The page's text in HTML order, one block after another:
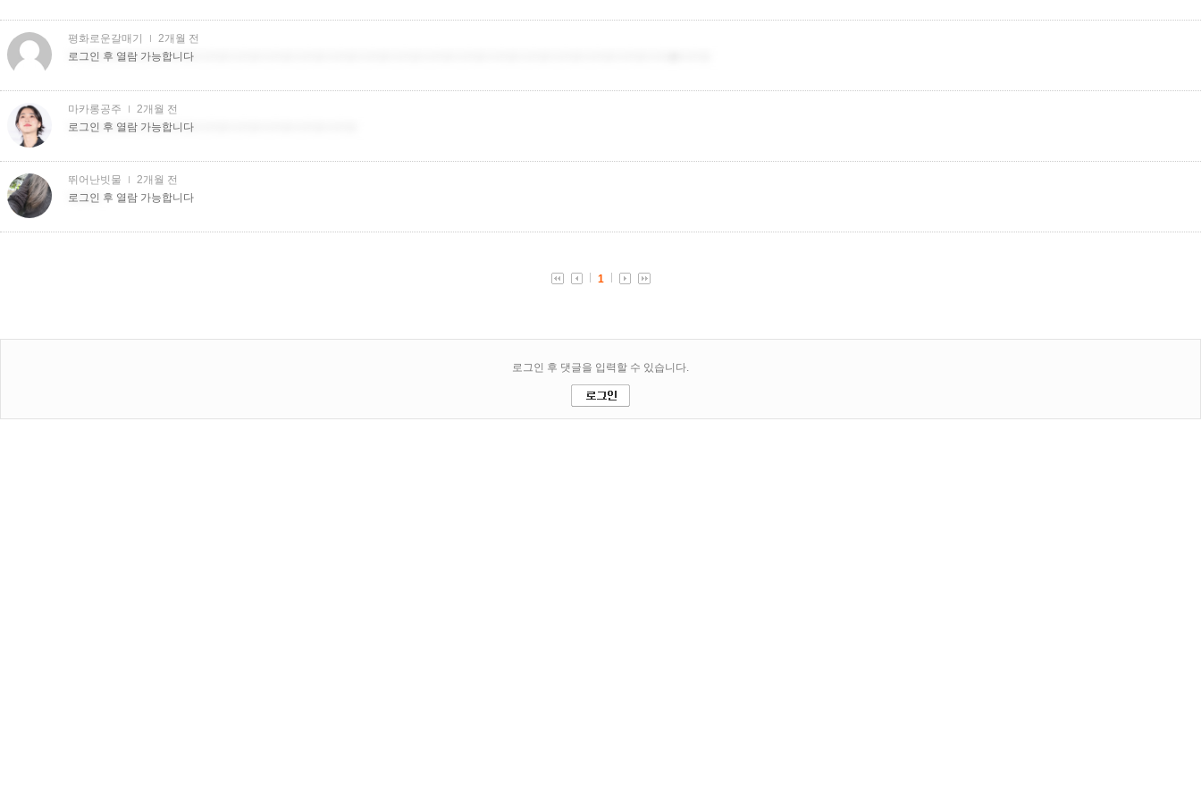
평화로운갈매기
2개월 전
더치트더치트더치트더치트더치트더치트더치트더치트더치트더치트더치트더치트더치트더치트더치트더치트더치트더치트더치�더치트
로그인 후 열람 가능합니다
마카롱공주
2개월 전
더치트더치트더치트더치트더치트더치트더치트더치트더치트
로그인 후 열람 가능합니다
뛰어난빗물
2개월 전
더치트
로그인 후 열람 가능합니다
1
로그인 후 댓글을 입력할 수 있습니다.